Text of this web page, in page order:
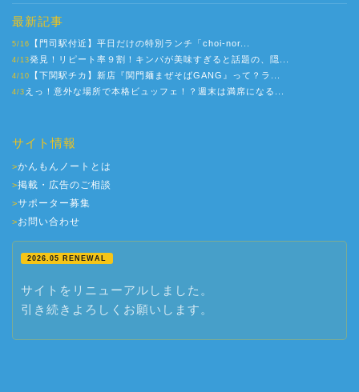
最新記事
5/16 【門司駅付近】平日だけの特別ランチ「choi-nor...
4/13発見！リピート率９割！キンパが美味すぎると話題の、隠...
4/10 【下関駅チカ】新店『関門麺まぜそばGANG』って？ラ...
4/3 えっ！意外な場所で本格ビュッフェ！？週末は満席になる...
サイト情報
>かんもんノートとは
>掲載・広告のご相談
>サポーター募集
>お問い合わせ
2026.05 RENEWAL
サイトをリニューアルしました。
引き続きよろしくお願いします。